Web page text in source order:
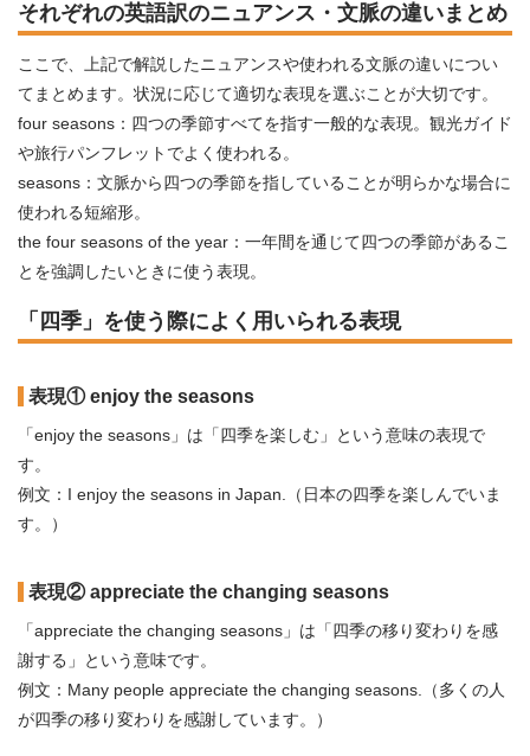
それぞれの英語訳のニュアンス・文脈の違いまとめ
ここで、上記で解説したニュアンスや使われる文脈の違いについ
てまとめます。状況に応じて適切な表現を選ぶことが大切です。
four seasons：四つの季節すべてを指す一般的な表現。観光ガイド
や旅行パンフレットでよく使われる。
seasons：文脈から四つの季節を指していることが明らかな場合に
使われる短縮形。
the four seasons of the year：一年間を通じて四つの季節があるこ
とを強調したいときに使う表現。
「四季」を使う際によく用いられる表現
表現① enjoy the seasons
「enjoy the seasons」は「四季を楽しむ」という意味の表現で
す。
例文：I enjoy the seasons in Japan.（日本の四季を楽しんでいま
す。）
表現② appreciate the changing seasons
「appreciate the changing seasons」は「四季の移り変わりを感
謝する」という意味です。
例文：Many people appreciate the changing seasons.（多くの人
が四季の移り変わりを感謝しています。）